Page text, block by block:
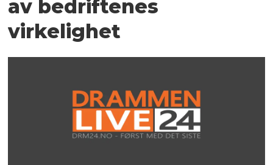
av bedriftenes
virkelighet